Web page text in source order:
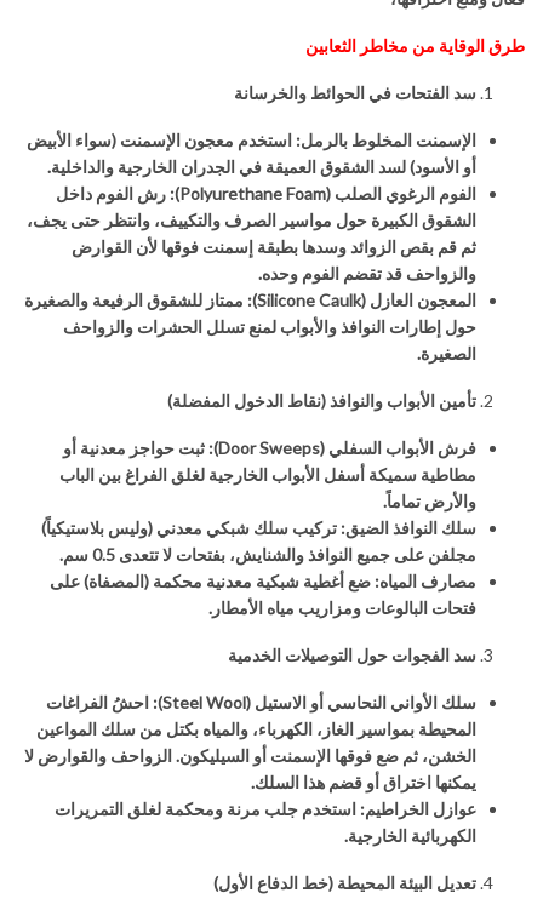
طرق الوقاية من مخاطر الثعابين
سد الفتحات في الحوائط والخرسانة
الإسمنت المخلوط بالرمل: استخدم معجون الإسمنت (سواء الأبيض
أو الأسود) لسد الشقوق العميقة في الجدران الخارجية والداخلية.
الفوم الرغوي الصلب (Polyurethane Foam): رش الفوم داخل
الشقوق الكبيرة حول مواسير الصرف والتكييف، وانتظر حتى يجف،
ثم قم بقص الزوائد وسدها بطبقة إسمنت فوقها لأن القوارض
والزواحف قد تقضم الفوم وحده.
المعجون العازل (Silicone Caulk): ممتاز للشقوق الرفيعة والصغيرة
حول إطارات النوافذ والأبواب لمنع تسلل الحشرات والزواحف
الصغيرة.
تأمين الأبواب والنوافذ (نقاط الدخول المفضلة)
فرش الأبواب السفلي (Door Sweeps): ثبت حواجز معدنية أو
مطاطية سميكة أسفل الأبواب الخارجية لغلق الفراغ بين الباب
والأرض تماماً.
سلك النوافذ الضيق: تركيب سلك شبكي معدني (وليس بلاستيكياً)
مجلفن على جميع النوافذ والشنايش، بفتحات لا تتعدى 0.5 سم.
مصارف المياه: ضع أغطية شبكية معدنية محكمة (المصفاة) على
فتحات البالوعات ومزاريب مياه الأمطار.
سد الفجوات حول التوصيلات الخدمية
سلك الأواني النحاسي أو الاستيل (Steel Wool): احشُ الفراغات
المحيطة بمواسير الغاز، الكهرباء، والمياه بكتل من سلك المواعين
الخشن، ثم ضع فوقها الإسمنت أو السيليكون. الزواحف والقوارض لا
يمكنها اختراق أو قضم هذا السلك.
عوازل الخراطيم: استخدم جلب مرنة ومحكمة لغلق التمريرات
الكهربائية الخارجية.
تعديل البيئة المحيطة (خط الدفاع الأول)